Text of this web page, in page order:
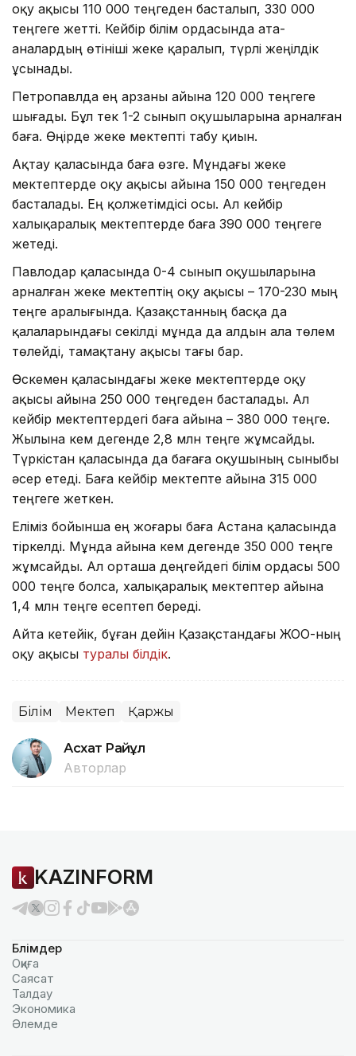
оқу ақысы 110 000 теңгеден басталып, 330 000
теңгеге жетті. Кейбір білім ордасында ата-
аналардың өтініші жеке қаралып, түрлі жеңілдік
ұсынады.
Петропавлда ең арзаны айына 120 000 теңгеге
шығады. Бұл тек 1-2 сынып оқушыларына арналған
баға. Өңірде жеке мектепті табу қиын.
Ақтау қаласында баға өзге. Мұндағы жеке
мектептерде оқу ақысы айына 150 000 теңгеден
басталады. Ең қолжетімдісі осы. Ал кейбір
халықаралық мектептерде баға 390 000 теңгеге
жетеді.
Павлодар қаласында 0-4 сынып оқушыларына
арналған жеке мектептің оқу ақысы – 170-230 мың
теңге аралығында. Қазақстанның басқа да
қалаларындағы секілді мұнда да алдын ала төлем
төлейді, тамақтану ақысы тағы бар.
Өскемен қаласындағы жеке мектептерде оқу
ақысы айына 250 000 теңгеден басталады. Ал
кейбір мектептердегі баға айына – 380 000 теңге.
Жылына кем дегенде 2,8 млн теңге жұмсайды.
Түркістан қаласында да бағаға оқушының сыныбы
әсер етеді. Баға кейбір мектепте айына 315 000
теңгеге жеткен.
Еліміз бойынша ең жоғары баға Астана қаласында
тіркелді. Мұнда айына кем дегенде 350 000 теңге
жұмсайды. Ал орташа деңгейдегі білім ордасы 500
000 теңге болса, халықаралық мектептер айына
1,4 млн теңге есептеп береді.
Айта кетейік, бұған дейін Қазақстандағы ЖОО-ның
оқу ақысы туралы білдік.
Білім Мектеп Қаржы
Асхат Райқұл
Авторлар
KAZINFORM
Бөлімдер
Оқиға
Саясат
Талдау
Экономика
Әлемде